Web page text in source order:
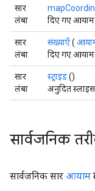
सार
लंबा
दिए गए
सार
लंबा
संख्याएँ(
दिए गए आयाम
सार
लंबा
स्ट्राइड()
अनुदित स्लाइस
सार्वजनिक
सार्वजनिक सार आयाम